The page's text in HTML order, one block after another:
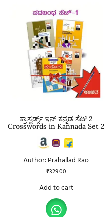
ಕ್ರಾಸ್ವರ್ಡ್ಸ್ ಇನ್ ಕನ್ನಡ ಸೆಟ್ 2
Crosswords in Kannada Set 2
Author: Prahallad Rao
₹329.00
Add to cart